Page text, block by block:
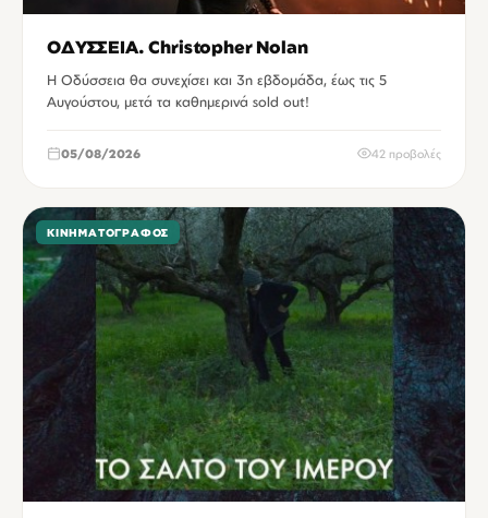
ΟΔΥΣΣΕΙΑ. Christopher Nolan
Η Οδύσσεια θα συνεχίσει και 3η εβδομάδα, έως τις 5
Αυγούστου, μετά τα καθημερινά sold out!
05/08/2026 42 προβολές
ΚΙΝΗΜΑΤΟΓΡΆΦΟΣ